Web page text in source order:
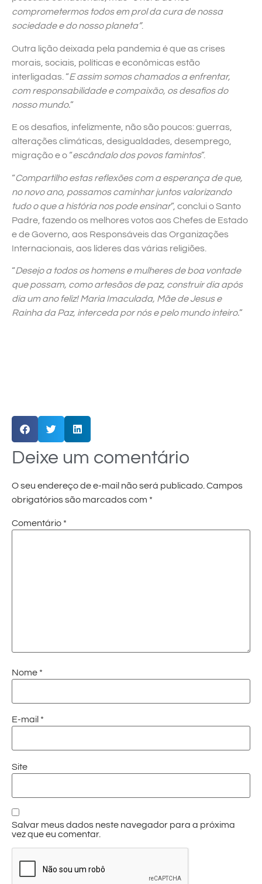
comprometermos todos em prol da cura de nossa
sociedade e do nosso planeta”.
Outra lição deixada pela pandemia é que as crises
morais, sociais, políticas e econômicas estão
interligadas. “E assim somos chamados a enfrentar,
com responsabilidade e compaixão, os desafios do
nosso mundo.”
E os desafios, infelizmente, não são poucos: guerras,
alterações climáticas, desigualdades, desemprego,
migração e o “escândalo dos povos famintos”.
“Compartilho estas reflexões com a esperança de que,
no novo ano, possamos caminhar juntos valorizando
tudo o que a história nos pode ensinar”, conclui o Santo
Padre, fazendo os melhores votos aos Chefes de Estado
e de Governo, aos Responsáveis das Organizações
Internacionais, aos líderes das várias religiões.
“Desejo a todos os homens e mulheres de boa vontade
que possam, como artesãos de paz, construir dia após
dia um ano feliz! Maria Imaculada, Mãe de Jesus e
Rainha da Paz, interceda por nós e pelo mundo inteiro.”
Deixe um comentário
O seu endereço de e-mail não será publicado.Campos
obrigatórios são marcados com *
Comentário *
Nome *
E-mail *
Site
Salvar meus dados neste navegador para a próxima
vez que eu comentar.